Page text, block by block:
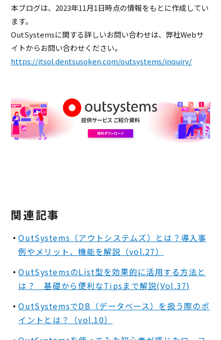
本ブログは、2023年11月1日時点の情報をもとに作成してい
ます。
OutSystemsに関する詳しいお問い合わせは、弊社Webサ
イトからお問い合わせください。
https://itsol.dentsusoken.com/outsystems/inquiry/
関連記事
OutSystems（アウトシステムズ）とは？導入事
例やメリット、機能を解説（vol.27）
OutSystemsのList型を効果的に活用する方法と
は？ 基礎から便利なTipsまで解説(Vol.37)
OutSystemsでDB（データベース）を扱う際のポ
イントとは？（vol.10）